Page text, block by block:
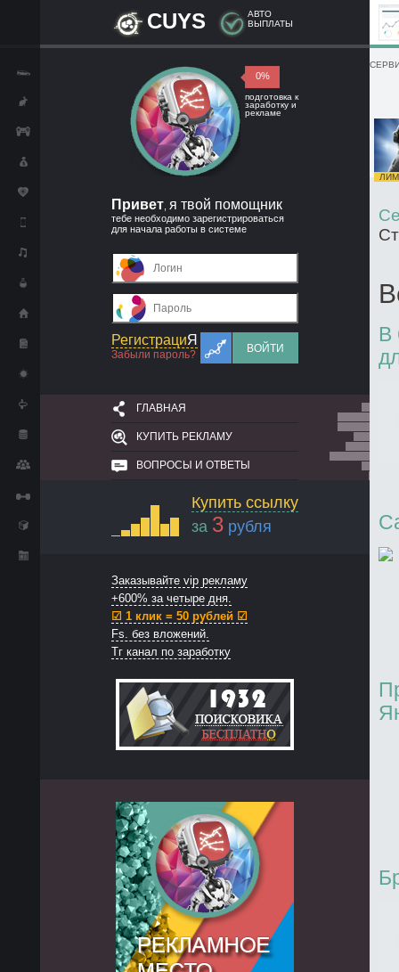
CUYS
АВТО
ВЫПЛАТЫ
0%
подготовка к
заработку и
рекламе
Привет я твой помощник
тебе необходимо зарегистрироваться
для начала работы в системе
РегистрациЯ
Забыли пароль?
ВОЙТИ
ГЛАВНАЯ
КУПИТЬ РЕКЛАМУ
ВОПРОСЫ И ОТВЕТЫ
Купить ссылку
за 3 рубля
Заказывайте vip рекламу
+600% за четыре дня.
☑ 1 клик = 50 рублей ☑
Fs. без вложений.
Тг канал по заработку
В